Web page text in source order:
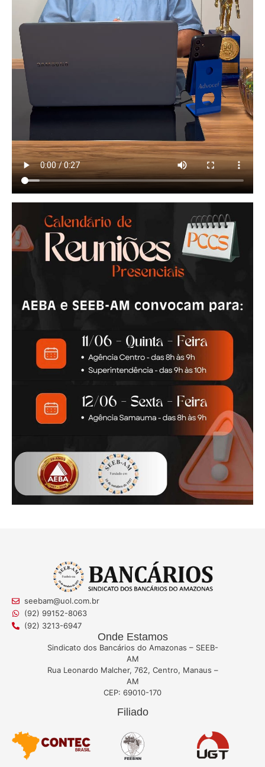
seebam@uol.com.br
(92) 99152-8063
(92) 3213-6947
Onde Estamos
Sindicato dos Bancários do Amazonas – SEEB-
AM
Rua Leonardo Malcher, 762, Centro, Manaus –
AM
CEP: 69010-170
Filiado